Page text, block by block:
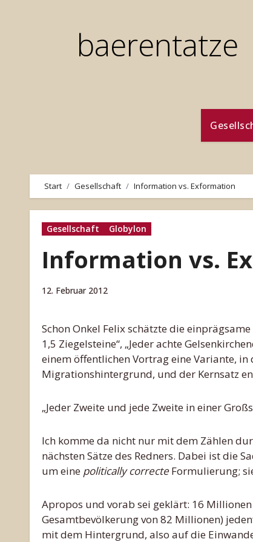
baerentatze
Start Gesellschaft Information vs. Exformation
Gesellschaft Globylon
Information vs.
12. Februar 2012
Schon Onkel Felix schätzte die einprägsame Darstellung von Statistiken: „Auf den Kopf der Bevölkerung fallen
1,5 Ziegelsteine“, „Jeder achte
einem öffentlichen Vortrag eine Variante, in
Migrationshintergrund, und der Kernsatz
„Jeder Zweite und jede Zweite in einer
Ich komme da nicht nur mit dem Zählen
nächsten Sätze des Redners. Dabei ist die
um eine politically correcte Formulierung;
Apropos und vorab sei geklärt: 16
Gesamtbevölkerung von 82 Millionen)
mit dem Hintergrund, also auf die